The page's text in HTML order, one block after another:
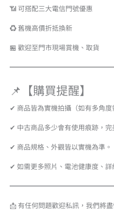
📶 可搭配三大電信門號優惠
♻️ 舊機高價折抵換新
🏪 歡迎至門市現場賞機、取貨
📌【購買提醒】
✔ 商品皆為實機拍攝（如有多角度
✔ 中古商品多少會有使用痕跡，完
✔ 商品規格、外觀皆以實機為準。
✔ 如需更多照片、電池健康度、詳
📩 有任何問題歡迎私訊，我們將盡